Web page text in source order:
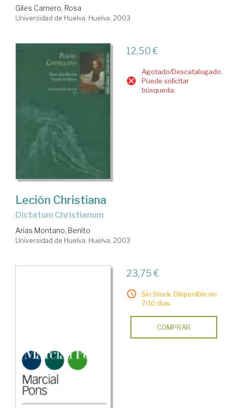
Giles Carnero, Rosa
Universidad de Huelva. Huelva, 2003
12,50 €
Agotado/Descatalogado.
Puede solicitar
búsqueda.
Leción Christiana
Dictatum Christianum
Arias Montano, Benito
Universidad de Huelva. Huelva, 2003
23,75 €
Sin Stock. Disponible en
7/10 días.
COMPRAR